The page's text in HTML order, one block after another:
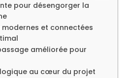
pour désengorger la
et connectées
améliorée pour
au cœur du projet